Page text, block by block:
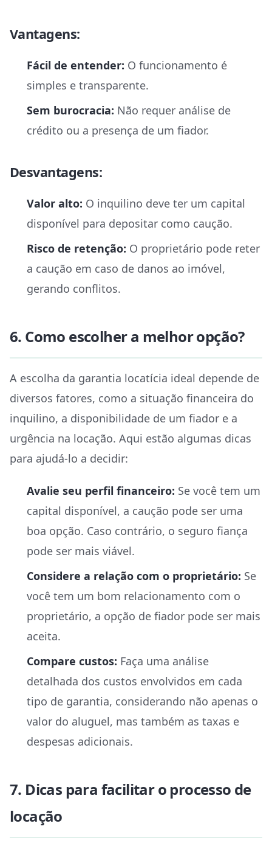
Vantagens:
Fácil de entender: O funcionamento é
simples e transparente.
Sem burocracia: Não requer análise de
crédito ou a presença de um fiador.
Desvantagens:
Valor alto: O inquilino deve ter um capital
disponível para depositar como caução.
Risco de retenção: O proprietário pode reter
a caução em caso de danos ao imóvel,
gerando conflitos.
6. Como escolher a melhor opção?
A escolha da garantia locatícia ideal depende de
diversos fatores, como a situação financeira do
inquilino, a disponibilidade de um fiador e a
urgência na locação. Aqui estão algumas dicas
para ajudá-lo a decidir:
Avalie seu perfil financeiro: Se você tem um
capital disponível, a caução pode ser uma
boa opção. Caso contrário, o seguro fiança
pode ser mais viável.
Considere a relação com o proprietário: Se
você tem um bom relacionamento com o
proprietário, a opção de fiador pode ser mais
aceita.
Compare custos: Faça uma análise
detalhada dos custos envolvidos em cada
tipo de garantia, considerando não apenas o
valor do aluguel, mas também as taxas e
despesas adicionais.
7. Dicas para facilitar o processo de
locação